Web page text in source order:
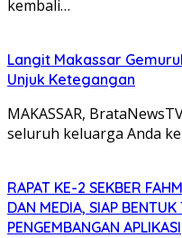
kembali…
Langit Makassar
Unjuk Ketegangan
MAKASSAR,
seluruh keluarga Anda
RAPAT KE-2 SEKBER
DAN MEDIA, SIAP
PENGEMBANGAN APLIKASI